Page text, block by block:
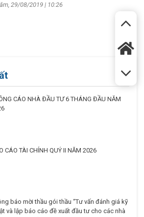
29/08/2019 | 10:26
CÁO NHÀ ĐẦU TƯ 6 THÁNG ĐẦU NĂM
và lập báo cáo đề xuất đầu tư cho các nhà
ĐƯỢC TỪ ĐỢT CHÀO BÁN
tập trung tối ưu vận hành, hoàn thành